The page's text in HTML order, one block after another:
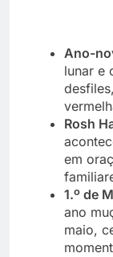
Ano-
lunar e
Rosh
em
1.º de
ano
maio,